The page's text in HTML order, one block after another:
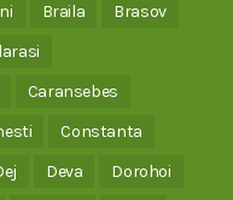
Braila
Brasov
Caransebes
Constanta
Deva Dorohoi